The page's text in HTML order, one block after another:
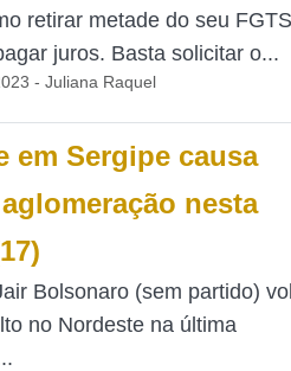
retirar metade do seu
juros. Basta solicitar o...
- Juliana Raquel
em Sergipe causa
nesta
Bolsonaro (sem partido)
no Nordeste na última